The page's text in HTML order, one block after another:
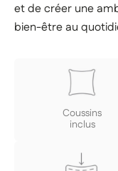
et de créer une
bien-être au
Coussins
inclus